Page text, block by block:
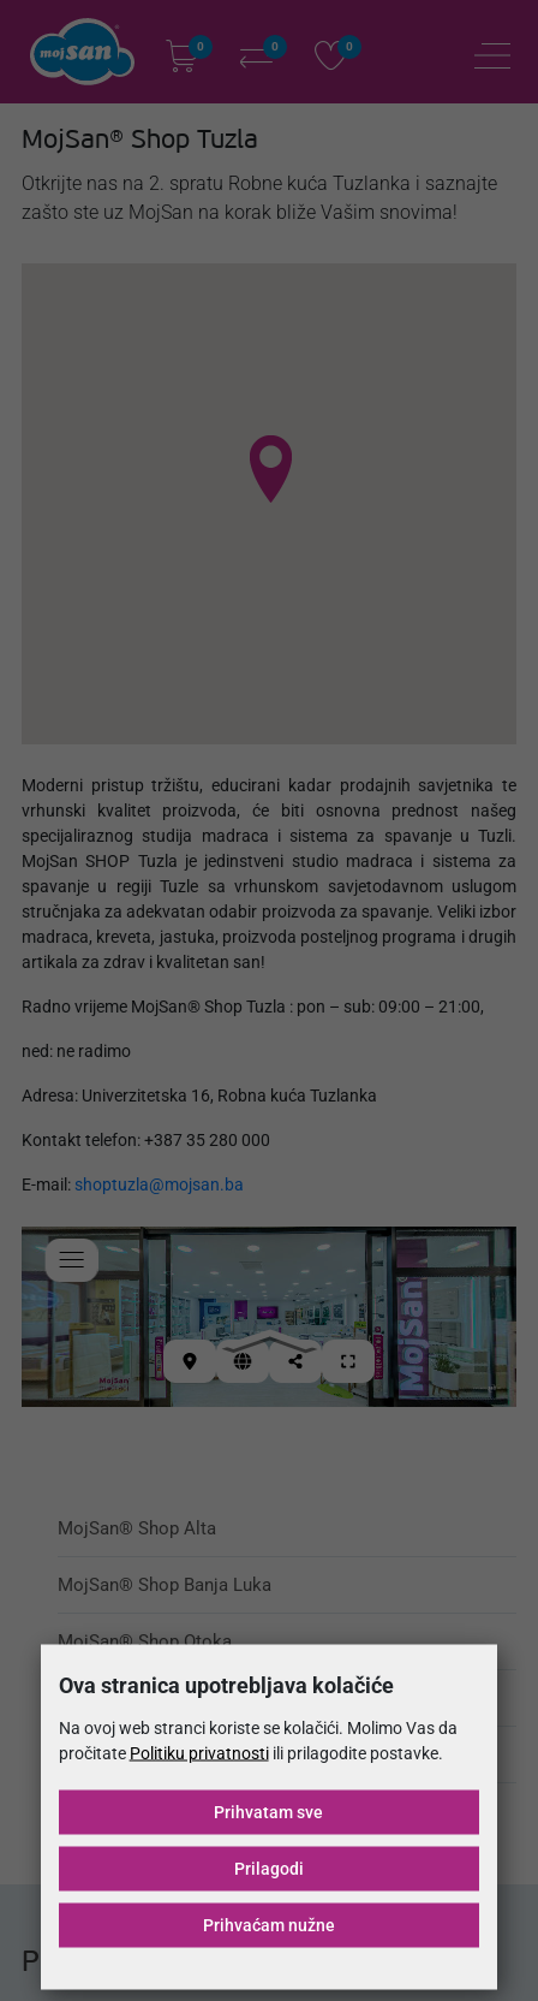
0 0 0
MojSan® Shop Tuzla
Otkrijte nas na 2. spratu Robne kuća Tuzlanka i saznajte
zašto ste uz MojSan na korak bliže Vašim snovima!
Moderni pristup tržištu, educirani kadar prodajnih savjetnika te
vrhunski kvalitet proizvoda, će biti osnovna prednost našeg
specijaliraznog studija madraca i sistema za spavanje u Tuzli.
MojSan SHOP Tuzla je jedinstveni studio madraca i sistema za
spavanje u regiji Tuzle sa vrhunskom savjetodavnom uslugom
stručnjaka za adekvatan odabir proizvoda za spavanje. Veliki izbor
madraca, kreveta, jastuka, proizvoda posteljnog programa i drugih
artikala za zdrav i kvalitetan san!
Radno vrijeme MojSan® Shop Tuzla : pon – sub: 09:00 – 21:00,
ned: ne radimo
Adresa: Univerzitetska 16, Robna kuća Tuzlanka
Kontakt telefon: +387 35 280 000
E-mail: shoptuzla@mojsan.ba
MojSan® Shop Alta
MojSan® Shop Banja Luka
MojSan® Shop Otoka
MojSan® Shop Tuzla
MojSan® Shop Zenica
MojSan® Show room Fabrika
Prodajna mjesta MojSan®
Ova stranica upotrebljava kolačiće
Na ovoj web stranci koriste se kolačići. Molimo Vas da
pročitate Politiku privatnostiili prilagodite postavke.
Prihvaćam nužne
Prilagodi
Prihvatam sve